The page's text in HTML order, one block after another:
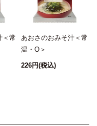
＜常
あおさのおみそ汁＜常
温・O＞
226円(税込)